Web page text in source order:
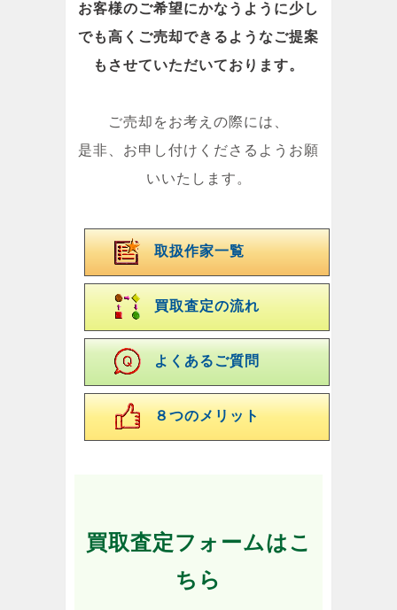
お客様のご希望にかなうように少し
でも高くご売却できるようなご提案
もさせていただいております。
ご売却をお考えの際には、
是非、お申し付けくださるようお願
いいたします。
取扱作家一覧
買取査定の流れ
よくあるご質問
８つのメリット
買取査定フォームはこ
ちら